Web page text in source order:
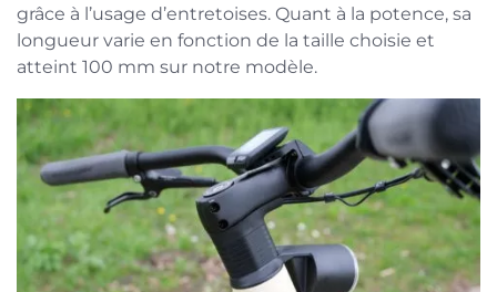
grâce à l’usage d’entretoises. Quant à la potence, sa
longueur varie en fonction de la taille choisie et
atteint 100 mm sur notre modèle.